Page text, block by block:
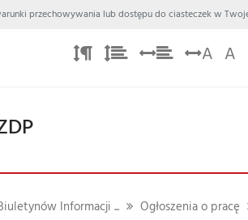
przechowywania lub dostępu do ciasteczek w
A A
Informacji ... Ogłoszenia o pracę